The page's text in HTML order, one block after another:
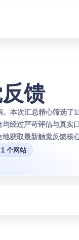
馈
本次汇总精心筛选了
经过严苛评估与真实
获取最新触觉反馈核心
个网站